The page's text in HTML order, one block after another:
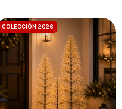
COLECCIÓN 2026